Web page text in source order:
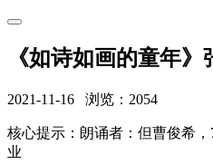
《如诗如画的童年
2021-11-16 浏览： 2054
核心提示：朗诵者：但曹俊希
业